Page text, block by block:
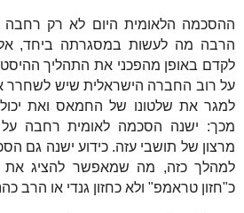
ההסכמה הלאומית היום לא רק רחבה
הרבה מה לעשות במסגרתה ביחד,
לקדם באופן מהפכני את התהליך
על רוב החברה הישראלית שיש לשחרר
למגר את שלטונו של החמאס ואת
מכך: ישנה הסכמה לאומית רחבה על
מרצון של תושבי עזה. כידוע ישנה גם
למהלך כזה, מה שמאפשר להציג את
כ"חזון טראמפ" ולא כחזון גנדי או הרב